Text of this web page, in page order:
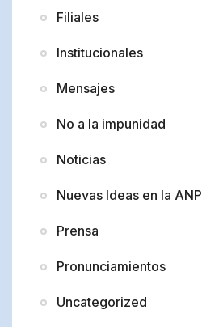
Filiales
Institucionales
Mensajes
No a la impunidad
Noticias
Nuevas Ideas en la ANP
Prensa
Pronunciamientos
Uncategorized